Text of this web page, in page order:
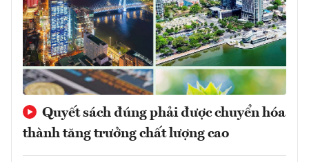
Quyết sách đúng phải được chuyển hóa
thành tăng trưởng chất lượng cao